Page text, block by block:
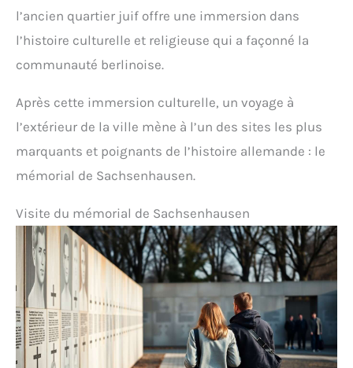
l’ancien quartier juif offre une immersion dans
l’histoire culturelle et religieuse qui a façonné la
communauté berlinoise.
Après cette immersion culturelle, un voyage à
l’extérieur de la ville mène à l’un des sites les plus
marquants et poignants de l’histoire allemande : le
mémorial de Sachsenhausen.
Visite du mémorial de Sachsenhausen